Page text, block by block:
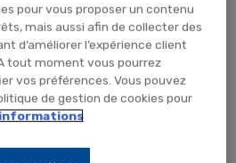
EN RUPTURE
ME PRÉVENIR
pluie et anti-buée
pour vous proposer un contenu
mais aussi afin de collecter des
d’améliorer l’expérience client
tout moment vous pourrez
vos préférences. Vous pouvez
de gestion de cookies pour